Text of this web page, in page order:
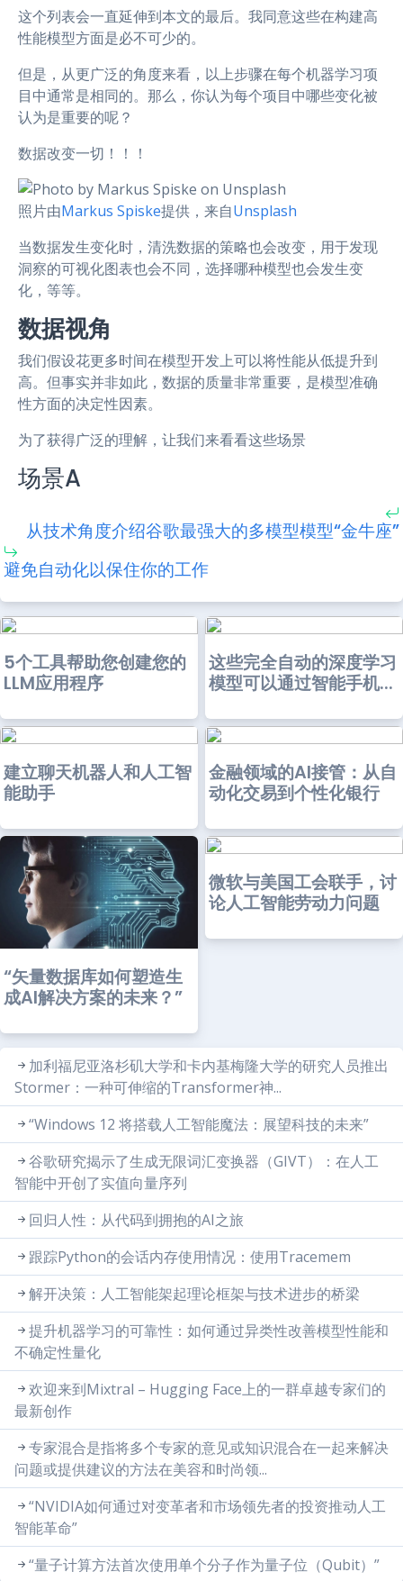
这个列表会一直延伸到本文的最后。我同意这些在构建高
性能模型方面是必不可少的。
但是，从更广泛的角度来看，以上步骤在每个机器学习项
目中通常是相同的。那么，你认为每个项目中哪些变化被
认为是重要的呢？
数据改变一切！！！
照片由Markus Spiske提供，来自Unsplash
当数据发生变化时，清洗数据的策略也会改变，用于发现
洞察的可视化图表也会不同，选择哪种模型也会发生变
化，等等。
数据视角
我们假设花更多时间在模型开发上可以将性能从低提升到
高。但事实并非如此，数据的质量非常重要，是模型准确
性方面的决定性因素。
为了获得广泛的理解，让我们来看看这些场景
场景A
从技术角度介绍谷歌最强大的多模型模型“金牛座”
避免自动化以保住你的工作
5个工具帮助您创建您的
LLM应用程序
这些完全自动的深度学习
模型可以通过智能手机...
建立聊天机器人和人工智
能助手
金融领域的AI接管：从自
动化交易到个性化银行
“矢量数据库如何塑造生
成AI解决方案的未来？”
微软与美国工会联手，讨
论人工智能劳动力问题
加利福尼亚洛杉矶大学和卡内基梅隆大学的研究人员推出
Stormer：一种可伸缩的Transformer神...
“Windows 12 将搭载人工智能魔法：展望科技的未来”
谷歌研究揭示了生成无限词汇变换器（GIVT）：在人工
智能中开创了实值向量序列
回归人性：从代码到拥抱的AI之旅
跟踪Python的会话内存使用情况：使用Tracemem
解开决策：人工智能架起理论框架与技术进步的桥梁
提升机器学习的可靠性：如何通过异类性改善模型性能和
不确定性量化
欢迎来到Mixtral – Hugging Face上的一群卓越专家们的
最新创作
专家混合是指将多个专家的意见或知识混合在一起来解决
问题或提供建议的方法在美容和时尚领...
“NVIDIA如何通过对变革者和市场领先者的投资推动人工
智能革命”
“量子计算方法首次使用单个分子作为量子位（Qubit）”